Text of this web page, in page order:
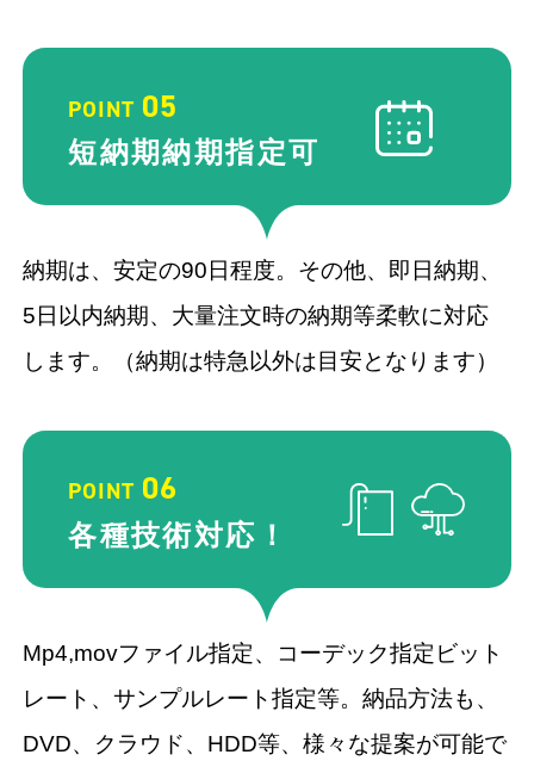
POINT 05
短納期納期指定可
納期は、安定の90日程度。その他、即日納期、
5日以内納期、大量注文時の納期等柔軟に対応
します。（納期は特急以外は目安となります）
POINT 06
各種技術対応！
Mp4,movファイル指定、コーデック指定ビット
レート、サンプルレート指定等。納品方法も、
DVD、クラウド、HDD等、様々な提案が可能で